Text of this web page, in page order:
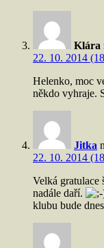
Klára
22. 10. 2014
Helenko, moc
někdo vyhraje.
Jitka
22. 10. 2014
Velká gratulace
nadále daří.
klubu bude